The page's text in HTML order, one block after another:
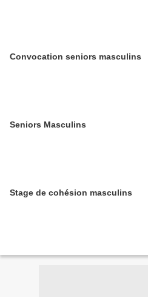
Convocation seniors masculins
Seniors Masculins
Stage de cohésion masculins